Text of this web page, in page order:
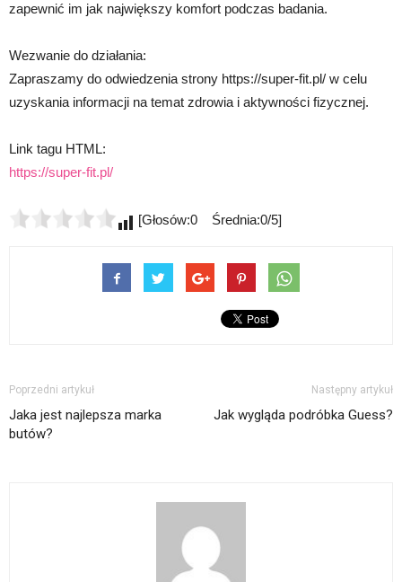
zapewnić im jak największy komfort podczas badania.
Wezwanie do działania:
Zapraszamy do odwiedzenia strony https://super-fit.pl/ w celu
uzyskania informacji na temat zdrowia i aktywności fizycznej.
Link tagu HTML:
https://super-fit.pl/
[Głosów:0 Średnia:0/5]
Poprzedni artykuł
Jaka jest najlepsza marka
butów?
Następny artykuł
Jak wygląda podróbka Guess?